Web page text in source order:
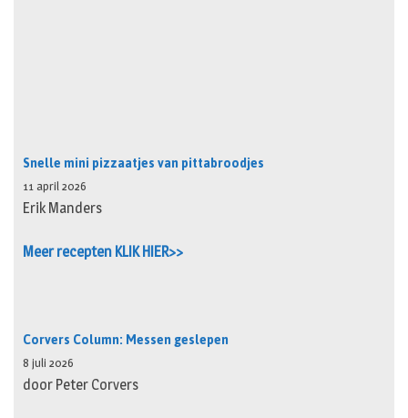
Snelle mini pizzaatjes van pittabroodjes
11 april 2026
Erik Manders
Meer recepten KLIK HIER>>
Corvers Column: Messen geslepen
8 juli 2026
door Peter Corvers